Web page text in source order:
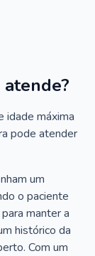
idade máxima
pode atender
um
o paciente
manter a
histórico da
Com um